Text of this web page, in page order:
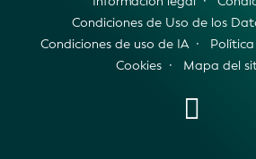
Condiciones de Uso de los
Condiciones de uso de IA
Cookies
Mapa del